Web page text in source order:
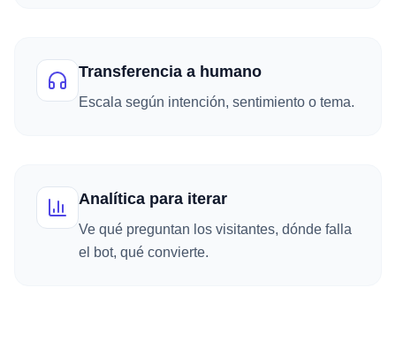
Transferencia a humano
Escala según intención, sentimiento o tema.
Analítica para iterar
Ve qué preguntan los visitantes, dónde falla
el bot, qué convierte.